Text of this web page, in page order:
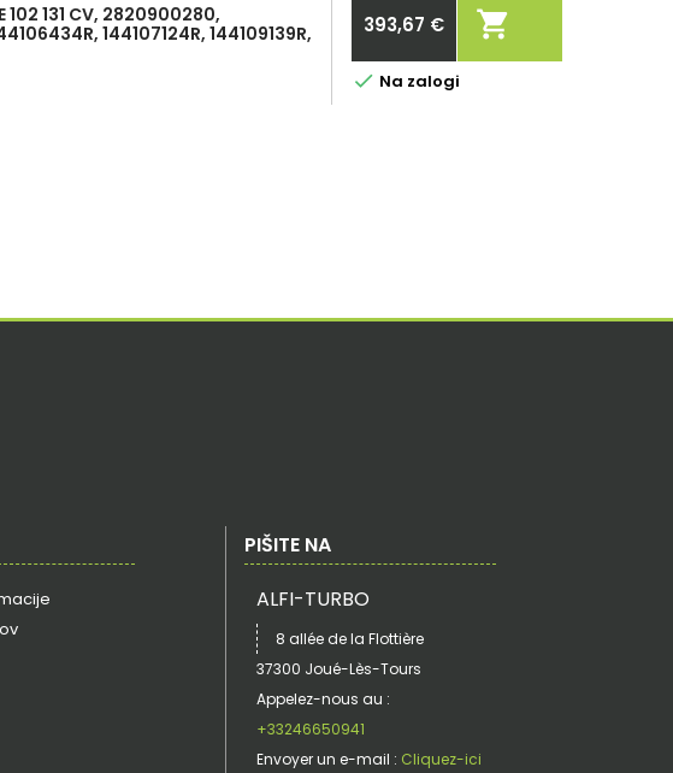
102 131 CV, 2820900280,
144107124R, 144109139R,
Cena
393,67 € 
 Na zalogi
PIŠITE NA
ALFI-TURBO
8 allée de la Flottière
37300 Joué-Lès-Tours
Appelez-nous au :
+33246650941
Envoyer un e-mail : Cliquez-ici